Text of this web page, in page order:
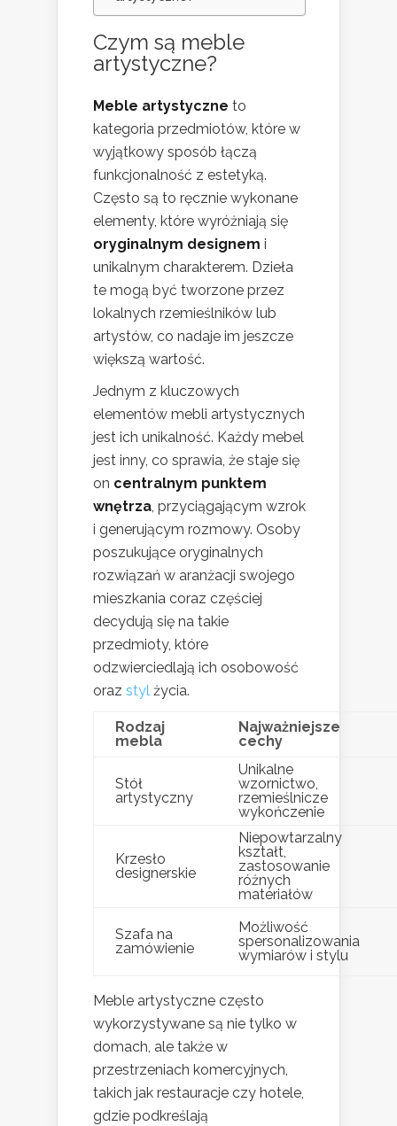
Czym są meble
artystyczne?
Meble artystyczne to
kategoria przedmiotów, które w
wyjątkowy sposób łączą
funkcjonalność z estetyką.
Często są to ręcznie wykonane
elementy, które wyróżniają się
oryginalnym designem i
unikalnym charakterem. Dzieła
te mogą być tworzone przez
lokalnych rzemieślników lub
artystów, co nadaje im jeszcze
większą wartość.
Jednym z kluczowych
elementów mebli artystycznych
jest ich unikalność. Każdy mebel
jest inny, co sprawia, że staje się
on centralnym punktem
wnętrza, przyciągającym wzrok
i generującym rozmowy. Osoby
poszukujące oryginalnych
rozwiązań w aranżacji swojego
mieszkania coraz częściej
decydują się na takie
przedmioty, które
odzwierciedlają ich osobowość
oraz styl życia.
Rodzaj
mebla
Najważniejsze
cechy
Stół
artystyczny
Unikalne
wzornictwo,
rzemieślnicze
wykończenie
Krzesło
designerskie
Niepowtarzalny
kształt,
zastosowanie
różnych
materiałów
Szafa na
zamówienie
Możliwość
spersonalizowania
wymiarów i stylu
Meble artystyczne często
wykorzystywane są nie tylko w
domach, ale także w
przestrzeniach komercyjnych,
takich jak restauracje czy hotele,
gdzie podkreślają